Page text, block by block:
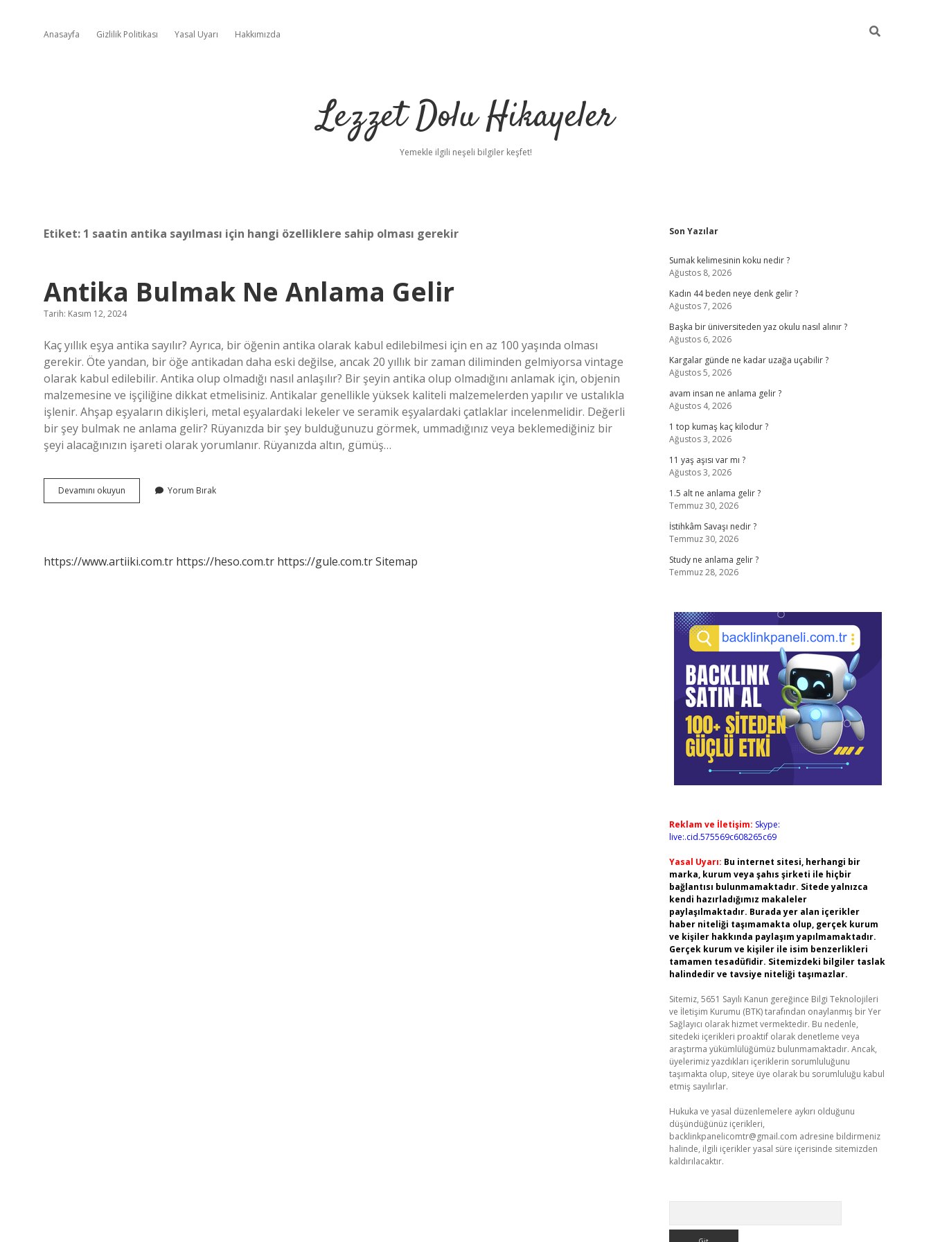
Anasayfa Gizlilik Politikası Yasal Uyarı Hakkımızda
Lezzet Dolu Hikayeler
Yemekle ilgili neşeli bilgiler keşfet!
Etiket: 1 saatin antika sayılması için hangi özelliklere sahip olması gerekir
Antika Bulmak Ne Anlama Gelir
Tarih: Kasım 12, 2024
Kaç yıllık eşya antika sayılır? Ayrıca, bir öğenin antika olarak kabul edilebilmesi için en az 100 yaşında olması
gerekir. Öte yandan, bir öğe antikadan daha eski değilse, ancak 20 yıllık bir zaman diliminden gelmiyorsa vintage
olarak kabul edilebilir. Antika olup olmadığı nasıl anlaşılır? Bir şeyin antika olup olmadığını anlamak için, objenin
malzemesine ve işçiliğine dikkat etmelisiniz. Antikalar genellikle yüksek kaliteli malzemelerden yapılır ve ustalıkla
işlenir. Ahşap eşyaların dikişleri, metal eşyalardaki lekeler ve seramik eşyalardaki çatlaklar incelenmelidir. Değerli
bir şey bulmak ne anlama gelir? Rüyanızda bir şey bulduğunuzu görmek, ummadığınız veya beklemediğiniz bir
şeyi alacağınızın işareti olarak yorumlanır. Rüyanızda altın, gümüş…
Devamını okuyun
Bulmak
Yorum Bırak
https://www.artiiki.com.tr https://heso.com.tr https://gule.com.trSitemap
Sidebar
Son Yazılar
Sumak kelimesinin koku nedir ?
Ağustos 8, 2026
Kadın 44 beden neye denk gelir ?
Ağustos 7, 2026
Başka bir üniversiteden yaz okulu nasıl alınır ?
Ağustos 6, 2026
Kargalar günde ne kadar uzağa uçabilir ?
Ağustos 5, 2026
avam insan ne anlama gelir ?
Ağustos 4, 2026
1 top kumaş kaç kilodur ?
Ağustos 3, 2026
11 yaş aşısı var mı ?
Ağustos 3, 2026
1.5 alt ne anlama gelir ?
Temmuz 30, 2026
İstihkâm Savaşı nedir ?
Temmuz 30, 2026
Study ne anlama gelir ?
Temmuz 28, 2026
Reklam ve İletişim: Skype:
live:.cid.575569c608265c69
Yasal Uyarı: Bu internet sitesi, herhangi bir
marka, kurum veya şahıs şirketi ile hiçbir
bağlantısı bulunmamaktadır. Sitede yalnızca
kendi hazırladığımız makaleler
paylaşılmaktadır. Burada yer alan içerikler
haber niteliği taşımamakta olup, gerçek kurum
ve kişiler hakkında paylaşım yapılmamaktadır.
Gerçek kurum ve kişiler ile isim benzerlikleri
tamamen tesadüfidir. Sitemizdeki bilgiler taslak
halindedir ve tavsiye niteliği taşımazlar.
Sitemiz, 5651 Sayılı Kanun gereğince Bilgi Teknolojileri
ve İletişim Kurumu (BTK) tarafından onaylanmış bir Yer
Sağlayıcı olarak hizmet vermektedir. Bu nedenle,
sitedeki içerikleri proaktif olarak denetleme veya
araştırma yükümlülüğümüz bulunmamaktadır. Ancak,
üyelerimiz yazdıkları içeriklerin sorumluluğunu
taşımakta olup, siteye üye olarak bu sorumluluğu kabul
etmiş sayılırlar.
Hukuka ve yasal düzenlemelere aykırı olduğunu
düşündüğünüz içerikleri,
backlinkpanelicomtr@gmail.com adresine bildirmeniz
halinde, ilgili içerikler yasal süre içerisinde sitemizden
kaldırılacaktır.